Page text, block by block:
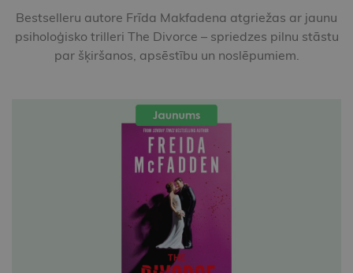
Bestselleru autore Frīda Makfadena atgriežas ar jaunu
psiholoģisko trilleri The Divorce – spriedzes pilnu stāstu
par šķiršanos, apsēstību un noslēpumiem.